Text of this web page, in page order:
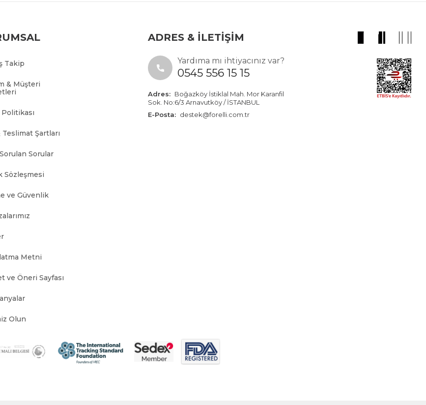
Takip
& Müşteri
Teslimat Şartları
Sorular
Sözleşmesi
ve Güvenlik
Metni
ve Öneri Sayfası
Olun
ADRES & İLETİŞİM
Yardıma mı ihtiyacınız var?
0545 556 15 15
Adres: Boğazköy İstiklal Mah. Mor Karanfil
Sok. No:6/3 Arnavutköy / İSTANBUL
E-Posta: destek@forelli.com.tr